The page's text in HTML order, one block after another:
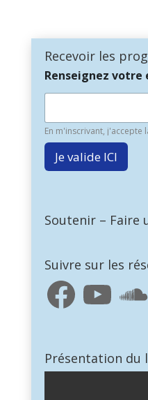
Recevoir les
Renseignez votre
En m'inscrivant, j'accepte
Je valide ICI
Soutenir – Faire
Suivre sur les
FacebookYouTube
Présentation du